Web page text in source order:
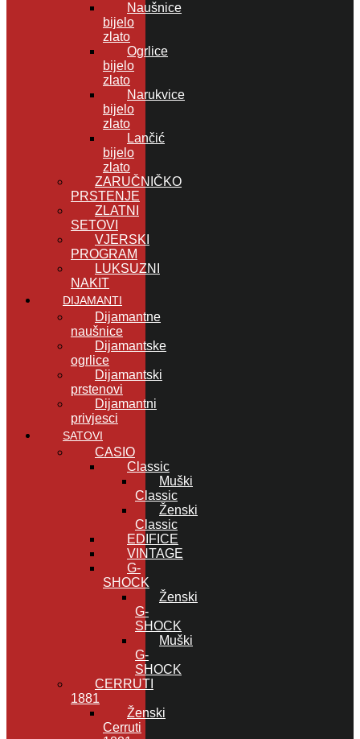
Naušnice
bijelo
zlato
Ogrlice
bijelo
zlato
Narukvice
bijelo
zlato
Lančić
bijelo
zlato
ZARUČNIČKO
PRSTENJE
ZLATNI
SETOVI
VJERSKI
PROGRAM
LUKSUZNI
NAKIT
DIJAMANTI
Dijamantne
naušnice
Dijamantske
ogrlice
Dijamantski
prstenovi
Dijamantni
privjesci
SATOVI
CASIO
Classic
Muški
Classic
Ženski
Classic
EDIFICE
VINTAGE
G-
SHOCK
Ženski
G-
SHOCK
Muški
G-
SHOCK
CERRUTI
1881
Ženski
Cerruti